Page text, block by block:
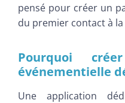
pensé pour créer un
du premier contact à la
Pourquoi
événementielle
Une application